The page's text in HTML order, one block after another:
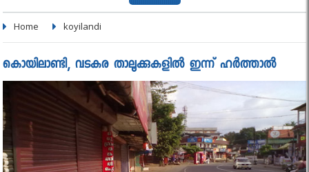
Home koyilandi
കൊയിലാണ്ടി, വടകര താലൂക്കുകളില്‍ ഇന്ന് ഹർത്താൽ